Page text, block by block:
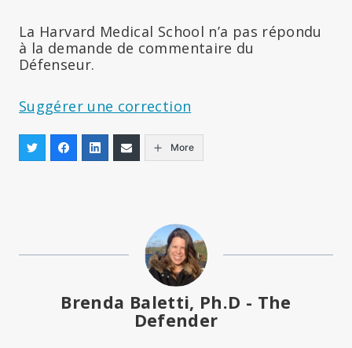
La Harvard Medical School n’a pas répondu
à la demande de commentaire du
Défenseur.
Suggérer une correction
More
Brenda Baletti, Ph.D - The
Defender